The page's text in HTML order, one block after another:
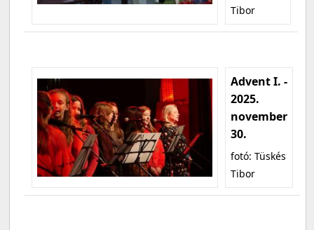
Tibor
Advent I. -
2025.
november
30.
fotó: Tüskés
Tibor